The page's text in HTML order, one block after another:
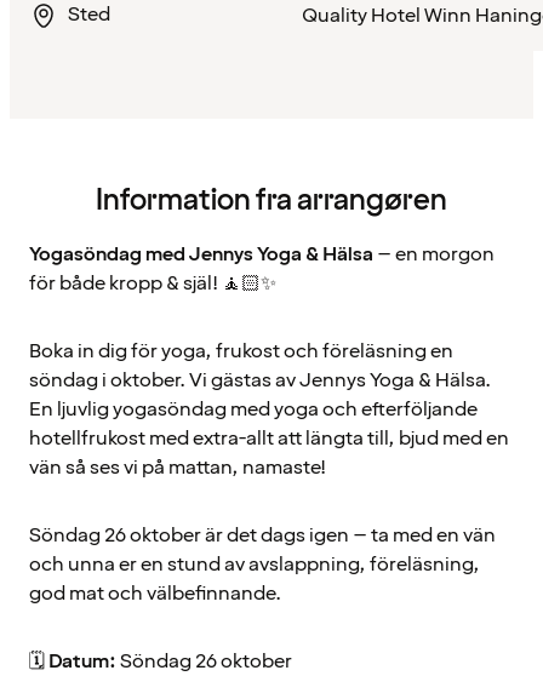
Sted Quality Hotel Winn
Information fra arrangøren
Yogasöndag med Jennys Yoga & Hälsa – en morgon
för både kropp & själ! 🧘🏻✨
Boka in dig för yoga, frukost och föreläsning en
söndag i oktober. Vi gästas av Jennys Yoga & Hälsa.
En ljuvlig yogasöndag med yoga och efterföljande
hotellfrukost med extra-allt att längta till, bjud med en
vän så ses vi på mattan, namaste!
Söndag 26 oktober är det dags igen – ta med en vän
och unna er en stund av avslappning, föreläsning,
god mat och välbefinnande.
🗓Datum:Söndag 26 oktober